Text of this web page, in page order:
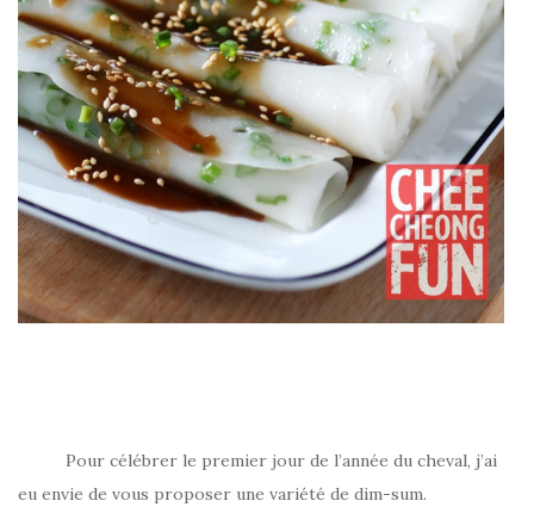
Pour célébrer le premier jour de l’année du cheval, j’ai
eu envie de vous proposer une variété de dim-sum.